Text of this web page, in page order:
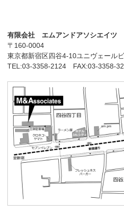
有限会社 エムアンドアソシエイツ
〒160-0004
東京都新宿区四谷4-10ユニヴェール
TEL:03-3358-2124 FAX:03-3358-